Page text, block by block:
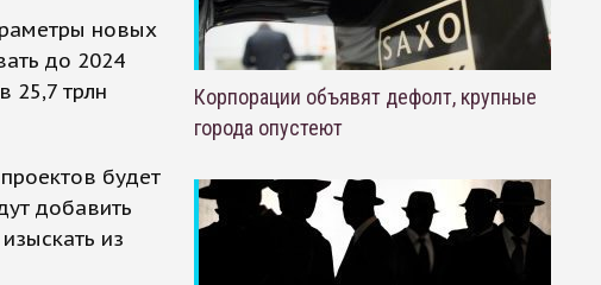
новых
до 2024
25,7 трлн
будет
добавить
из
Корпорации объявят дефолт, крупные
города опустеют